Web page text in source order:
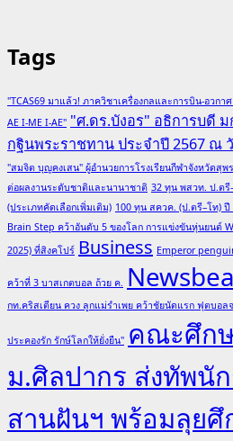
Tags
"TCAS69 มาแล้ว! ภาควิชาเครื่องกลและการบิน-อวก
AE I-ME I-AE" "ศ.ดร.บังอร" อธิการบดี
กฐินพระราชทาน ประจำปี 2567 ณ
"สมจิต บุญคงเสน" ผู้อำนวยการโรงเรียนกีฬาจังหวัดสุ
ต่อผลงานระดับชาติและนานาชาติ 32 ทุน พสวท. ป.ตรี
(ประเภทคัดเลือกเพิ่มเติม) 100 ทุน สควค. (ป.ตรี–โท) ปี
Brain Step คว้าอันดับ 5 ของโลก การแข่งขันหุ่นยนต์
2025) ที่สิงคโปร์ Business Emperor
คว้าที่ 3 บาสเกตบอล ถ้วย ค.
กท.คริสเตียน ควง ลูกแม่รำเพย คว้าชัยนัดแรก ฟุตบอ
ประคองรัก รักษ์โลกให้ยั่งยืน" คณะศึก
ม.ศิลปากร ส่งทัพนั
สานฝันฯ พร้อมลุย